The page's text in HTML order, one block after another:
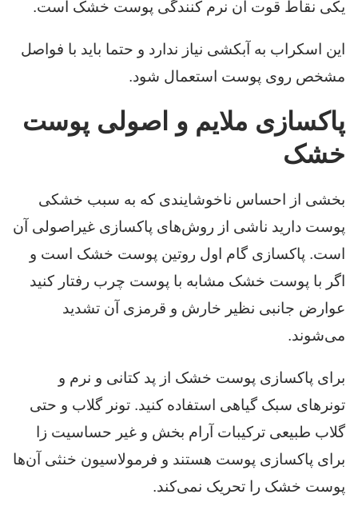
یکی نقاط قوت آن نرم کنندگی پوست خشک است.
این اسکراب به آبکشی نیاز ندارد و حتما باید با فواصل
مشخص روی پوست استعمال شود.
پاکسازی ملایم و اصولی پوست
خشک
بخشی از احساس ناخوشایندی که به سبب خشکی
پوست دارید ناشی از روش‌های پاکسازی غیراصولی آن
است. پاکسازی گام اول روتین پوست خشک است و
اگر با پوست خشک مشابه با پوست چرب رفتار کنید
عوارض جانبی نظیر خارش و قرمزی آن تشدید
می‌شوند.
برای پاکسازی پوست خشک از پد کتانی و نرم و
تونرهای سبک گیاهی استفاده کنید. تونر گلاب و حتی
گلاب طبیعی ترکیبات آرام بخش و غیر حساسیت زا
برای پاکسازی پوست هستند و فرمولاسیون خنثی آن‌ها
پوست خشک را تحریک نمی‌کند.